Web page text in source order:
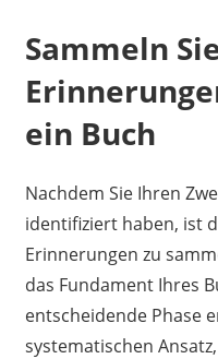
Sammeln
ein Buch
Nachdem Sie Ihren
identifiziert haben, ist
Erinnerungen zu
das Fundament Ihres
entscheidende Phase
systematischen